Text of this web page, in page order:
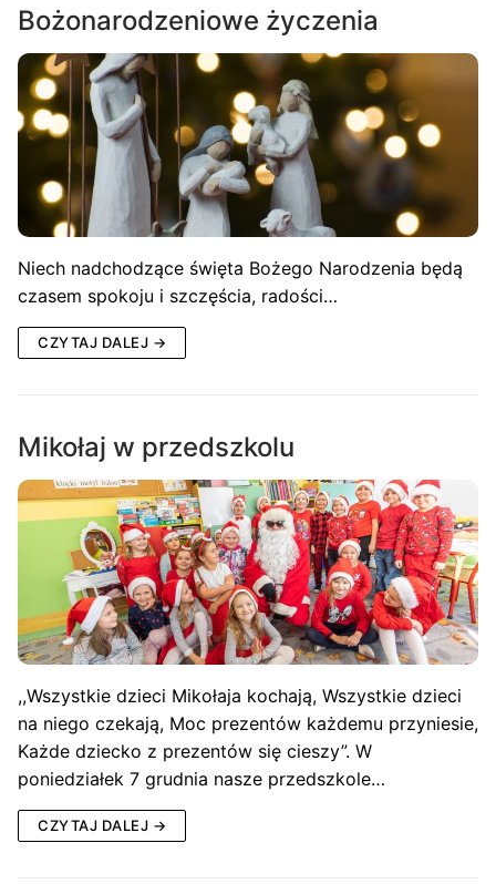
Bożonarodzeniowe życzenia
Niech nadchodzące święta Bożego Narodzenia będą
czasem spokoju i szczęścia, radości…
CZYTAJ DALEJ →
Mikołaj w przedszkolu
,,Wszystkie dzieci Mikołaja kochają, Wszystkie dzieci
na niego czekają, Moc prezentów każdemu przyniesie,
Każde dziecko z prezentów się cieszy”. W
poniedziałek 7 grudnia nasze przedszkole…
CZYTAJ DALEJ →